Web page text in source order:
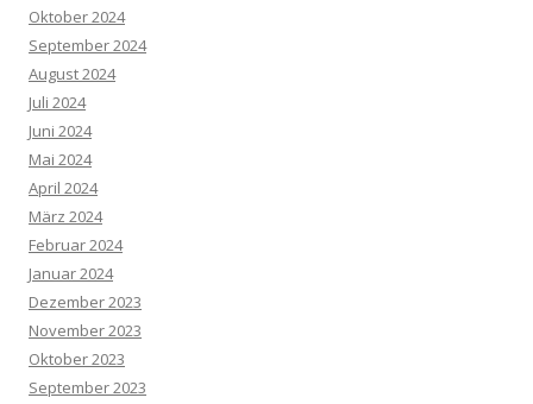
Oktober 2024
September 2024
August 2024
Juli 2024
Juni 2024
Mai 2024
April 2024
März 2024
Februar 2024
Januar 2024
Dezember 2023
November 2023
Oktober 2023
September 2023